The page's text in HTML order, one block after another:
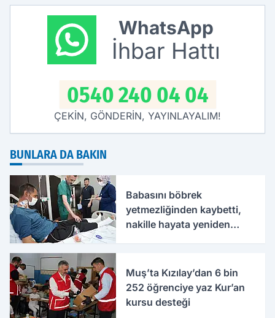
şüpheli yakalandı
WhatsApp
İhbar Hattı
0540 240 04 04
ÇEKİN, GÖNDERİN, YAYINLAYALIM!
BUNLARA DA BAKIN
Babasını böbrek
yetmezliğinden kaybetti,
nakille hayata yeniden
Muş’ta Kızılay’dan 6 bin
252 öğrenciye yaz Kur’an
kursu desteği